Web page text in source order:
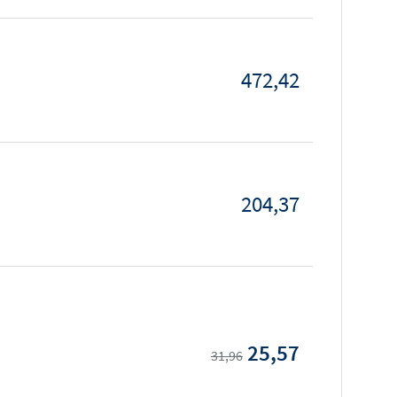
472,42
204,37
31,96 25,57